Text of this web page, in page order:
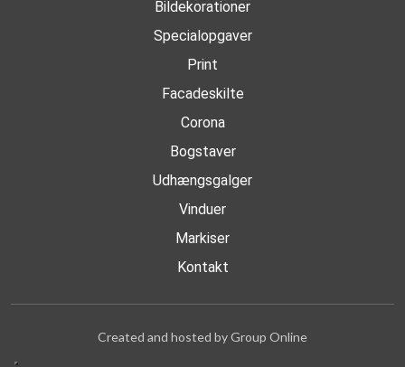
Bildekorationer
Specialopgaver
Print
Facadeskilte
Corona
Bogstaver
Udhængsgalger
Vinduer
Markiser
Kontakt
Created and hosted by Group Online